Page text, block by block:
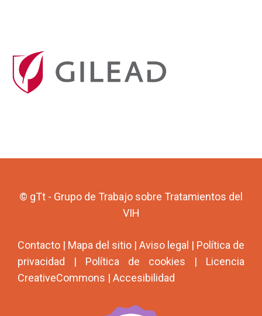
© gTt - Grupo de Trabajo sobre Tratamientos del
VIH
Contacto | Mapa del sitio | Aviso legal | Política de
privacidad | Política de cookies | Licencia
CreativeCommons | Accesibilidad